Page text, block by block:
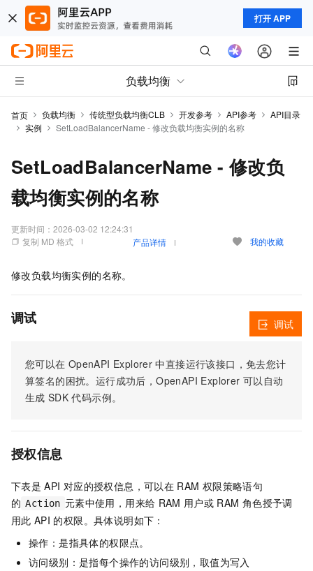
打开 APP
负载均衡
首页 负载均衡 传统型负载均衡CLB 开发参考 API参考
API目录
实例
SetLoadBalancerName - 修改负载均衡实例的名称
SetLoadBalancerName - 修改负
载均衡实例的名称
更新时间： 2026-03-02 12:24:31
复制 MD 格式
产品详情 我的收藏
修改负载均衡实例的名称。
调试
您可以在 OpenAPI Explorer 中直接运行该接口，免去您计
算签名的困扰。运行成功后，OpenAPI Explorer 可以自动
生成 SDK 代码示例。
调试
授权信息
下表是 API 对应的授权信息，可以在 RAM 权限策略语句
的 Action 元素中使用，用来给 RAM 用户或 RAM 角色授予调
用此 API 的权限。具体说明如下：
操作：是指具体的权限点。
访问级别：是指每个操作的访问级别，取值为写入